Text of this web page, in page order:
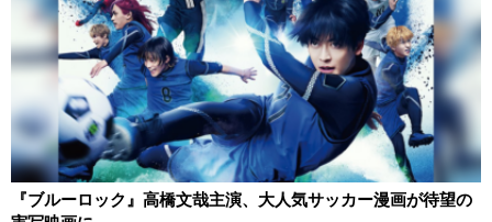
『ブルーロック』高橋文哉主演、大人気サッカー漫画が待望の